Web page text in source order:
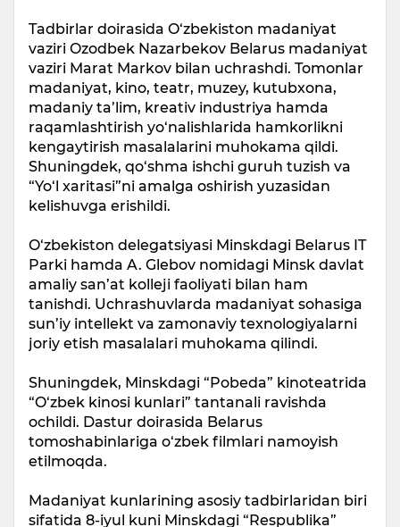
Tadbirlar doirasida O‘zbekiston madaniyat
vaziri Ozodbek Nazarbekov Belarus madaniyat
vaziri Marat Markov bilan uchrashdi. Tomonlar
madaniyat, kino, teatr, muzey, kutubxona,
madaniy ta’lim, kreativ industriya hamda
raqamlashtirish yo‘nalishlarida hamkorlikni
kengaytirish masalalarini muhokama qildi.
Shuningdek, qo‘shma ishchi guruh tuzish va
“Yo‘l xaritasi”ni amalga oshirish yuzasidan
kelishuvga erishildi.
O‘zbekiston delegatsiyasi Minskdagi Belarus IT
Parki hamda A. Glebov nomidagi Minsk davlat
amaliy san’at kolleji faoliyati bilan ham
tanishdi. Uchrashuvlarda madaniyat sohasiga
sun’iy intellekt va zamonaviy texnologiyalarni
joriy etish masalalari muhokama qilindi.
Shuningdek, Minskdagi “Pobeda” kinoteatrida
“O‘zbek kinosi kunlari” tantanali ravishda
ochildi. Dastur doirasida Belarus
tomoshabinlariga o‘zbek filmlari namoyish
etilmoqda.
Madaniyat kunlarining asosiy tadbirlaridan biri
sifatida 8-iyul kuni Minskdagi “Respublika”